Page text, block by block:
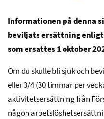
Informationen på denna
beviljats ersättning
som ersattes 1 oktober
Om du skulle bli sjuk och
eller 3/4 (30 timmar per
aktivitetsersättning från
någon